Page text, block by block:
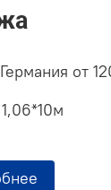
от